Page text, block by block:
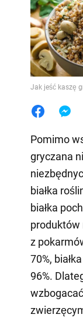
Jak jeść kaszę
Pomimo
gryczana
białka
białka
produktów
z
70%,
96%.